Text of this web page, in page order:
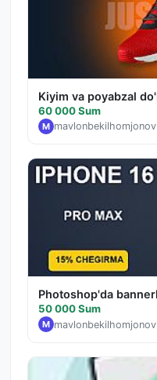
Kiyim va poyabzal
60 000 Sum
M mavlonbekilhomjonov
Photoshop'da
50 000 Sum
M mavlonbekilhomjonov